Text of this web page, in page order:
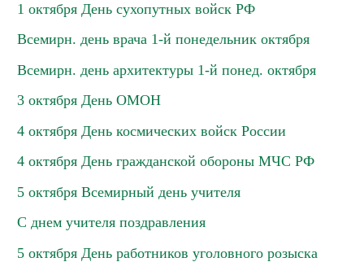
1 октября День сухопутных войск РФ
Всемирн. день врача 1-й понедельник октября
Всемирн. день архитектуры 1-й понед. октября
3 октября День ОМОН
4 октября День космических войск России
4 октября День гражданской обороны МЧС РФ
5 октября Всемирный день учителя
С днем учителя поздравления
5 октября День работников уголовного розыска